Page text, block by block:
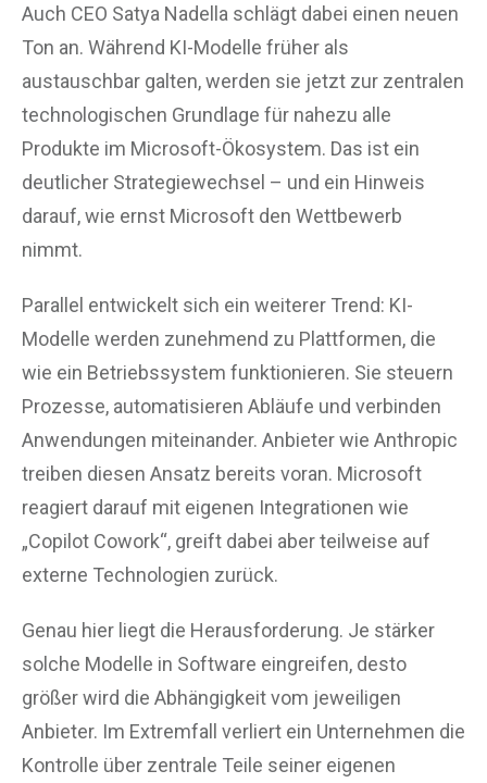
Auch CEO Satya Nadella schlägt dabei einen neuen
Ton an. Während KI-Modelle früher als
austauschbar galten, werden sie jetzt zur zentralen
technologischen Grundlage für nahezu alle
Produkte im Microsoft-Ökosystem. Das ist ein
deutlicher Strategiewechsel – und ein Hinweis
darauf, wie ernst Microsoft den Wettbewerb
nimmt.
Parallel entwickelt sich ein weiterer Trend: KI-
Modelle werden zunehmend zu Plattformen, die
wie ein Betriebssystem funktionieren. Sie steuern
Prozesse, automatisieren Abläufe und verbinden
Anwendungen miteinander. Anbieter wie Anthropic
treiben diesen Ansatz bereits voran. Microsoft
reagiert darauf mit eigenen Integrationen wie
„Copilot Cowork“, greift dabei aber teilweise auf
externe Technologien zurück.
Genau hier liegt die Herausforderung. Je stärker
solche Modelle in Software eingreifen, desto
größer wird die Abhängigkeit vom jeweiligen
Anbieter. Im Extremfall verliert ein Unternehmen die
Kontrolle über zentrale Teile seiner eigenen